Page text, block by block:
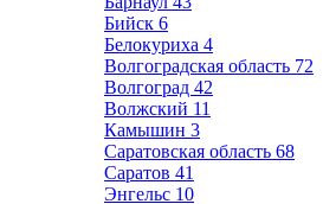
Бийск 6
Белокуриха 4
Волгоградская область 72
Волгоград 42
Волжский 11
Камышин 3
Саратовская область 68
Саратов 41
Энгельс 10